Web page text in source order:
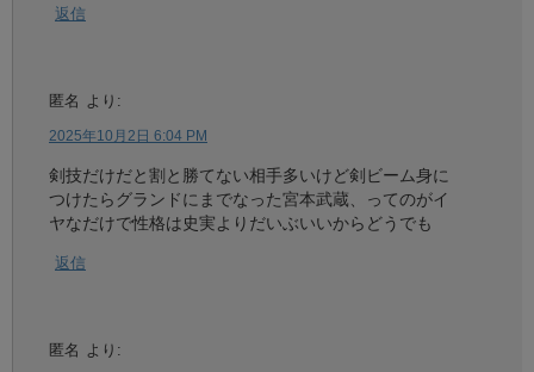
返信
匿名 より:
2025年10月2日 6:04 PM
剣技だけだと割と勝てない相手多いけど剣ビーム身に
つけたらグランドにまでなった宮本武蔵、ってのがイ
ヤなだけで性格は史実よりだいぶいいからどうでも
返信
匿名 より: